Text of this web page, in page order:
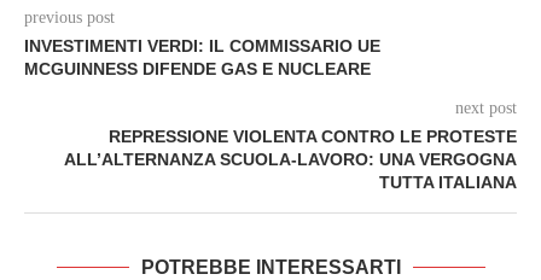
previous post
INVESTIMENTI VERDI: IL COMMISSARIO UE
MCGUINNESS DIFENDE GAS E NUCLEARE
next post
REPRESSIONE VIOLENTA CONTRO LE PROTESTE
ALL’ALTERNANZA SCUOLA-LAVORO: UNA VERGOGNA
TUTTA ITALIANA
POTREBBE INTERESSARTI